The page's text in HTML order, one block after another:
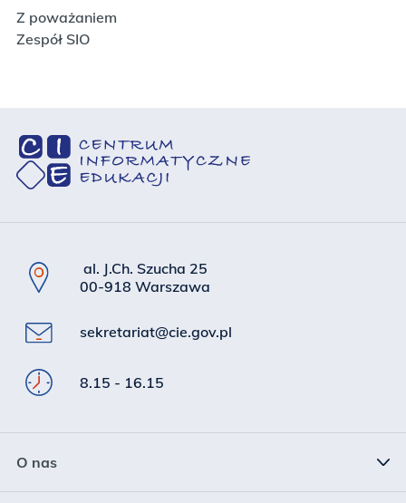
Z poważaniem
Zespół SIO
al. J.Ch. Szucha 25
00-918 Warszawa
sekretariat@cie.gov.pl
8.15 - 16.15
O nas